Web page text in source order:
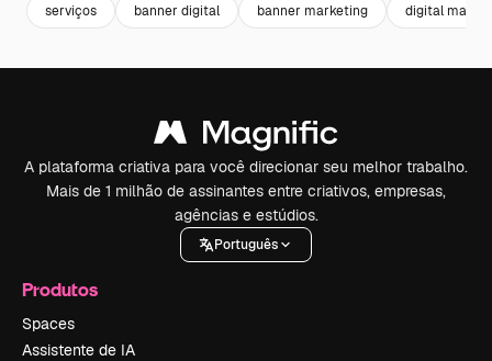
serviços banner digital banner marketing digital
A plataforma criativa para você direcionar seu melhor trabalho.
Mais de 1 milhão de assinantes entre criativos, empresas,
agências e estúdios.
Português
Produtos
Spaces
Assistente de IA